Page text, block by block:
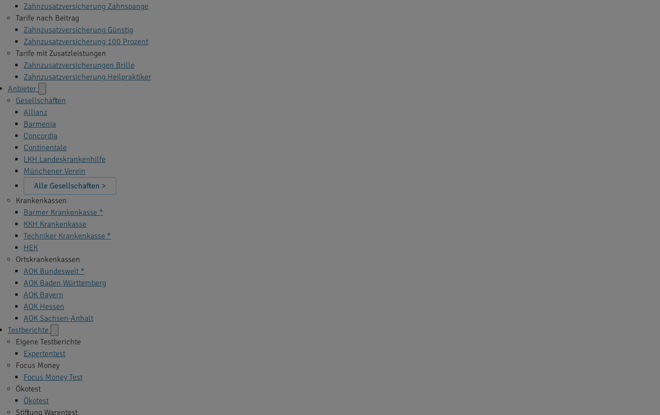
Zahnzusatzversicherung Zahnspange
Tarife nach Beitrag
Zahnzusatzversicherung Günstig
Zahnzusatzversicherung 100 Prozent
Tarife mit Zusatzleistungen
Zahnzusatzversicherungen Brille
Zahnzusatzversicherung Heilpraktiker
Anbieter
Gesellschaften
Allianz
Barmenia
Concordia
Continentale
LKH Landeskrankenhilfe
Münchener Verein
Alle Gesellschaften >
Krankenkassen
Barmer Krankenkasse *
KKH Krankenkasse
Techniker Krankenkasse *
HEK
Ortskrankenkassen
AOK Bundesweit *
AOK Baden Württemberg
AOK Bayern
AOK Hessen
AOK Sachsen-Anhalt
Testberichte
Eigene Testberichte
Expertentest
Focus Money
Focus Money Test
Ökotest
Ökotest
Stiftung Warentest